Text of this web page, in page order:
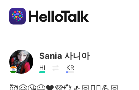
Ứng dụng trao đổi ngôn ngữ
AI Grammar Checker
Sania 사니아
HI KR